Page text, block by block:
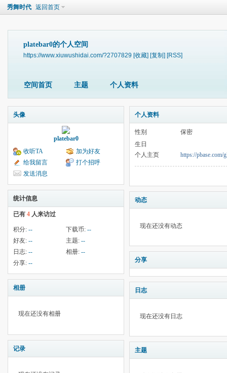
秀舞时代 返回首页
platebar0的个人空间
https://www.xiuwushidai.com/?2707829 [收藏] [复制] [RSS]
空间首页 主题 个人资料
头像
platebar0
收听TA
加为好友
给我留言
打个招呼
发送消息
统计信息
已有 4 人来访过
积分: -- 下载币: --
好友: -- 主题: --
日志: -- 相册: --
分享: --
相册
现在还没有相册
记录
个人资料
性别
保密
生日
个人主页
https://pbase.com/
动态
现在还没有动态
分享
日志
现在还没有日志
主题